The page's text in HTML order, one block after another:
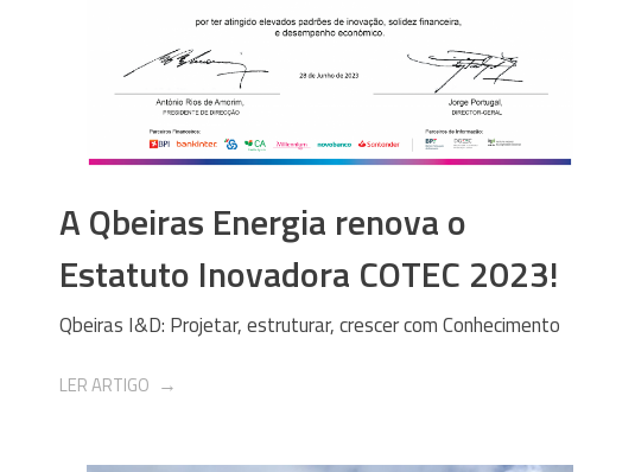
A Qbeiras Energia renova o
Estatuto Inovadora COTEC 2023!
Qbeiras I&D: Projetar, estruturar, crescer com Conhecimento
LER ARTIGO